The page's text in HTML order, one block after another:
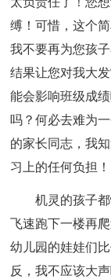
缚！可惜，这个
我不要再为您孩
结果让您对我大
能会影响班级成
吗？何必去难为
的家长同志，我
习上的任何负担！
机灵的孩子
飞速跑下一楼再
幼儿园的娃娃们
反，我不应该大